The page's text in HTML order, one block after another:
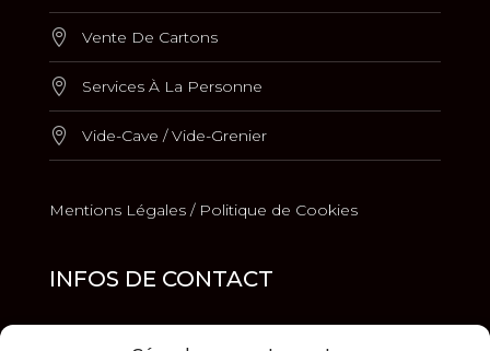
Vente De Cartons
Services À La Personne
Vide-Cave / Vide-Grenier
Mentions Légales / Politique de Cookies
INFOS DE CONTACT